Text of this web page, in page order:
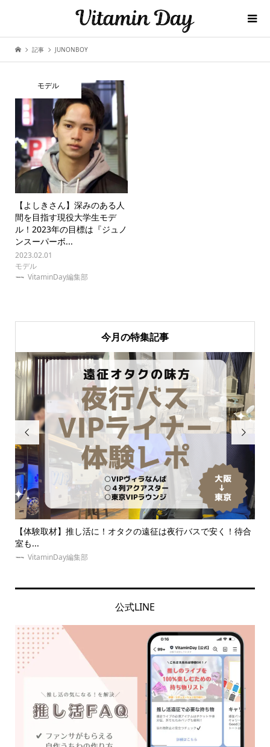
記事 JUNONBOY
モデル
【よしきさん】深みのある人
間を目指す現役大学生モデ
ル！2023年の目標は『ジュノ
ンスーパーボ...
2023.02.01
モデル
VitaminDay編集部
今月の特集記事

【体験取材】推し活に！オタクの遠征は夜行バスで安く！待合
室も...
VitaminDay編集部

公式LINE